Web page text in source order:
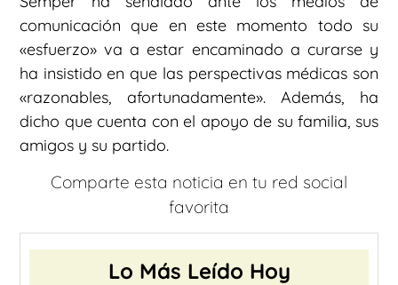
comunicación que en este momento todo su
«esfuerzo» va a estar encaminado a curarse y
ha insistido en que las perspectivas médicas son
«razonables, afortunadamente». Además, ha
dicho que cuenta con el apoyo de su familia, sus
amigos y su partido.
Comparte esta noticia en tu red social
favorita
Lo Más Leído Hoy